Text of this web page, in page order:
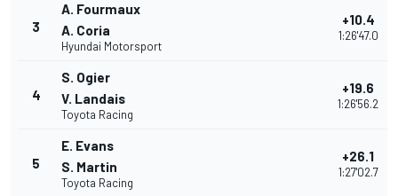
3
A. Fourmaux
A. Coria
Hyundai Motorsport
+10.4
1:26'47.0
4
S. Ogier
V. Landais
Toyota Racing
+19.6
1:26'56.2
5
E. Evans
S. Martin
Toyota Racing
+26.1
1:27'02.7